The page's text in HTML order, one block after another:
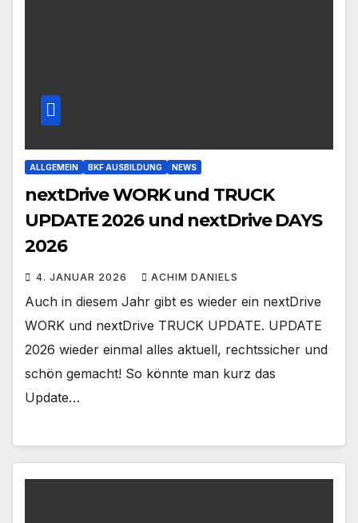
ALLGEMEIN BKF AUSBILDUNG NEWS
nextDrive WORK und TRUCK
UPDATE 2026 und nextDrive DAYS
2026
4. JANUAR 2026 ACHIM DANIELS
Auch in diesem Jahr gibt es wieder ein nextDrive
WORK und nextDrive TRUCK UPDATE. UPDATE
2026 wieder einmal alles aktuell, rechtssicher und
schön gemacht! So könnte man kurz das
Update…